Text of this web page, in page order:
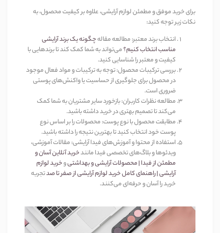
برای خرید موفق و مطمئن لوازم آرایشی، علاوه بر کیفیت محصول، به
نکات زیر توجه کنید:
انتخاب برند معتبر:مطالعه مقالهچگونه یک برند آرایشی
مناسب انتخاب کنیم؟می‌تواند به شما کمک کند تا برندهایی با
کیفیت و معتبر را شناسایی کنید.
بررسی ترکیبات محصول:توجه به ترکیبات و مواد فعال موجود
در محصول برای جلوگیری از حساسیت یا واکنش‌های پوستی
ضروری است.
مطالعه نظرات کاربران:بازخورد سایر مشتریان به شما کمک
می‌کند تا تصمیم بهتری در خرید داشته باشید.
مطابقت محصول با نوع پوست:محصولات را بر اساس نوع
پوست خود انتخاب کنید تا بهترین نتیجه را داشته باشید.
استفاده از محتوا و آموزش‌های فیدا آرایشی:مقالات آموزشی،
ویدئوها و بلاگ‌های تخصصی فیدا مانندخرید آنلاین آسان و
مطمئن از فیدا | محصولات آرایشی و بهداشتیوخرید لوازم
آرایشی | راهنمای کامل خرید لوازم آرایشی از صفر تا صدتجربه
خرید را آسان و حرفه‌ای می‌کنند.